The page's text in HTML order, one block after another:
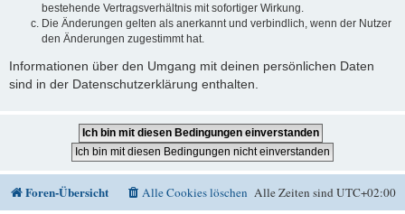
bestehende Vertragsverhältnis mit sofortiger Wirkung.
Die Änderungen gelten als anerkannt und verbindlich, wenn der Nutzer
den Änderungen zugestimmt hat.
Informationen über den Umgang mit deinen persönlichen Daten
sind in der Datenschutzerklärung enthalten.
Foren-Übersicht Alle Zeiten sindUTC+02:00
Alle Cookies löschen